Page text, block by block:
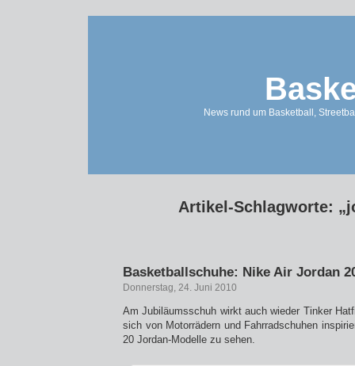
News rund um Basketball,
Artikel-Schlagworte:
Basketballschuhe: Nike Air Jordan
Donnerstag, 24. Juni 2010
Am Jubiläumsschuh wirkt auch wieder Tinker
sich von Motorrädern und Fahrradschuhen
20 Jordan-Modelle zu sehen.